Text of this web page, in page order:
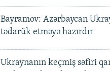
Bayramov: Azərbaycan
tədarük etməyə hazırdır
Ukraynanın keçmiş səfiri